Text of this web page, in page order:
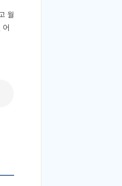
월